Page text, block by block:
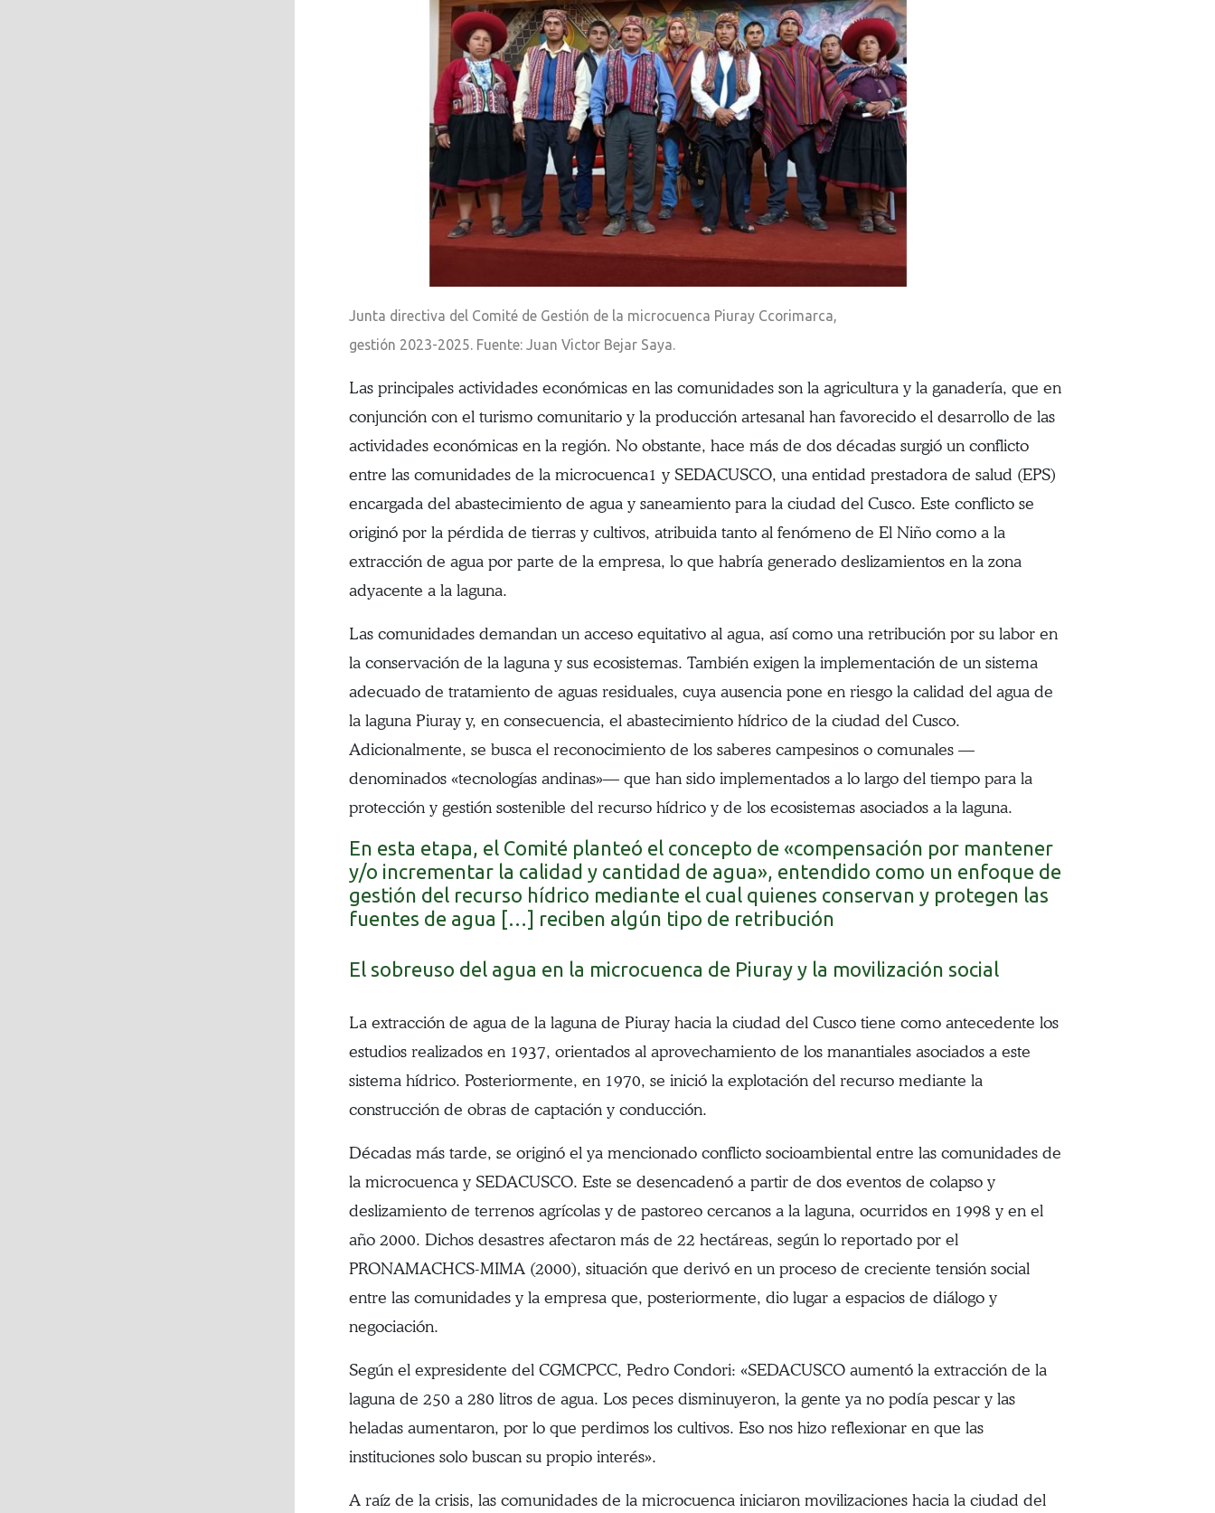
Junta directiva del Comité de Gestión de la microcuenca Piuray Ccorimarca,
gestión 2023-2025. Fuente: Juan Victor Bejar Saya.
Las principales actividades económicas en las comunidades son la agricultura y la ganadería, que en
conjunción con el turismo comunitario y la producción artesanal han favorecido el desarrollo de las
actividades económicas en la región. No obstante, hace más de dos décadas surgió un conflicto
entre las comunidades de la microcuenca1 y SEDACUSCO, una entidad prestadora de salud (EPS)
encargada del abastecimiento de agua y saneamiento para la ciudad del Cusco. Este conflicto se
originó por la pérdida de tierras y cultivos, atribuida tanto al fenómeno de El Niño como a la
extracción de agua por parte de la empresa, lo que habría generado deslizamientos en la zona
adyacente a la laguna.
Las comunidades demandan un acceso equitativo al agua, así como una retribución por su labor en
la conservación de la laguna y sus ecosistemas. También exigen la implementación de un sistema
adecuado de tratamiento de aguas residuales, cuya ausencia pone en riesgo la calidad del agua de
la laguna Piuray y, en consecuencia, el abastecimiento hídrico de la ciudad del Cusco.
Adicionalmente, se busca el reconocimiento de los saberes campesinos o comunales —
denominados «tecnologías andinas»— que han sido implementados a lo largo del tiempo para la
protección y gestión sostenible del recurso hídrico y de los ecosistemas asociados a la laguna.
En esta etapa, el Comité planteó el concepto de «compensación por mantener
y/o incrementar la calidad y cantidad de agua», entendido como un enfoque de
gestión del recurso hídrico mediante el cual quienes conservan y protegen las
fuentes de agua […] reciben algún tipo de retribución
El sobreuso del agua en la microcuenca de Piuray y la movilización social
La extracción de agua de la laguna de Piuray hacia la ciudad del Cusco tiene como antecedente los
estudios realizados en 1937, orientados al aprovechamiento de los manantiales asociados a este
sistema hídrico. Posteriormente, en 1970, se inició la explotación del recurso mediante la
construcción de obras de captación y conducción.
Décadas más tarde, se originó el ya mencionado conflicto socioambiental entre las comunidades de
la microcuenca y SEDACUSCO. Este se desencadenó a partir de dos eventos de colapso y
deslizamiento de terrenos agrícolas y de pastoreo cercanos a la laguna, ocurridos en 1998 y en el
año 2000. Dichos desastres afectaron más de 22 hectáreas, según lo reportado por el
PRONAMACHCS-MIMA (2000), situación que derivó en un proceso de creciente tensión social
entre las comunidades y la empresa que, posteriormente, dio lugar a espacios de diálogo y
negociación.
Según el expresidente del CGMCPCC, Pedro Condori: «SEDACUSCO aumentó la extracción de la
laguna de 250 a 280 litros de agua. Los peces disminuyeron, la gente ya no podía pescar y las
heladas aumentaron, por lo que perdimos los cultivos. Eso nos hizo reflexionar en que las
instituciones solo buscan su propio interés».
A raíz de la crisis, las comunidades de la microcuenca iniciaron movilizaciones hacia la ciudad del